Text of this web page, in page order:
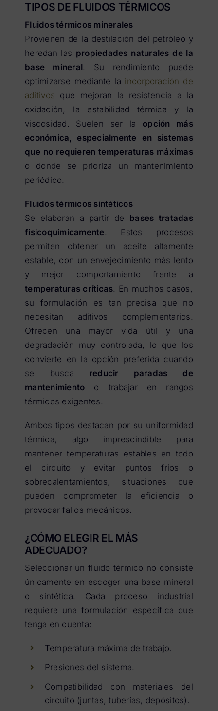
TIPOS DE FLUIDOS TÉRMICOS
Fluidos térmicos minerales
Provienen de la destilación del petróleo y
heredan las propiedades naturales de la
base mineral. Su rendimiento puede
optimizarse mediante la incorporación de
aditivos que mejoran la resistencia a la
oxidación, la estabilidad térmica y la
viscosidad. Suelen ser la opción más
económica, especialmente en sistemas
que no requieren temperaturas máximas
o donde se prioriza un mantenimiento
periódico.
Fluidos térmicos sintéticos
Se elaboran a partir de bases tratadas
fisicoquímicamente. Estos procesos
permiten obtener un aceite altamente
estable, con un envejecimiento más lento
y mejor comportamiento frente a
temperaturas críticas. En muchos casos,
su formulación es tan precisa que no
necesitan aditivos complementarios.
Ofrecen una mayor vida útil y una
degradación muy controlada, lo que los
convierte en la opción preferida cuando
se busca reducir paradas de
mantenimiento o trabajar en rangos
térmicos exigentes.
Ambos tipos destacan por su uniformidad
térmica, algo imprescindible para
mantener temperaturas estables en todo
el circuito y evitar puntos fríos o
sobrecalentamientos, situaciones que
pueden comprometer la eficiencia o
provocar fallos mecánicos.
¿CÓMO ELEGIR EL MÁS
ADECUADO?
Seleccionar un fluido térmico no consiste
únicamente en escoger una base mineral
o sintética. Cada proceso industrial
requiere una formulación específica que
tenga en cuenta:
Temperatura máxima de trabajo.
Presiones del sistema.
Compatibilidad con materiales del
circuito (juntas, tuberías, depósitos).